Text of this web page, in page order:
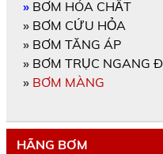
» BƠM HÓA CHẤT
» BƠM CỨU HỎA
» BƠM TĂNG ÁP
» BƠM TRỤC NGANG
» BƠM MÀNG
HÃNG BƠM